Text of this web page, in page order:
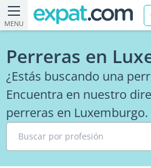
MENU
Perreras en
¿Estás buscando una
Encuentra en nuestro
perreras en Luxemburgo.
Buscar por profesión